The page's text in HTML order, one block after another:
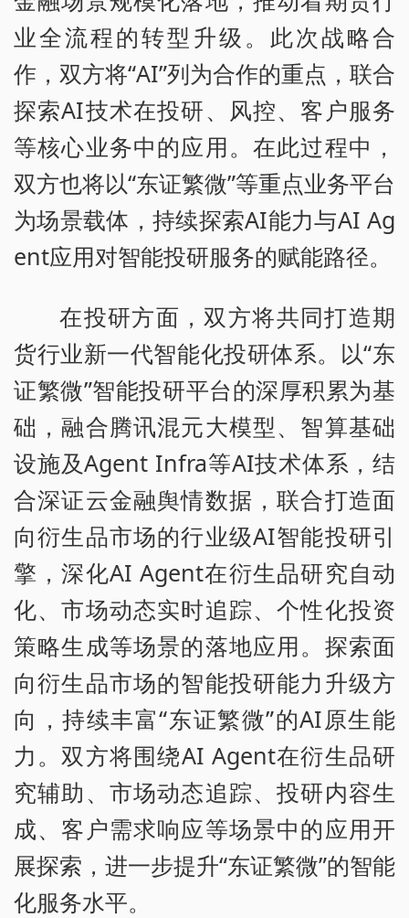
业全流程的转型升级。此次战略合
作，双方将“AI”列为合作的重点，联合
探索AI技术在投研、风控、客户服务
等核心业务中的应用。在此过程中，
双方也将以“东证繁微”等重点业务平台
为场景载体，持续探索AI能力与AI Ag
ent应用对智能投研服务的赋能路径。
在投研方面，双方将共同打造期
货行业新一代智能化投研体系。以“东
证繁微”智能投研平台的深厚积累为基
础，融合腾讯混元大模型、智算基础
设施及Agent Infra等AI技术体系，结
合深证云金融舆情数据，联合打造面
向衍生品市场的行业级AI智能投研引
擎，深化AI Agent在衍生品研究自动
化、市场动态实时追踪、个性化投资
策略生成等场景的落地应用。探索面
向衍生品市场的智能投研能力升级方
向，持续丰富“东证繁微”的AI原生能
力。双方将围绕AI Agent在衍生品研
究辅助、市场动态追踪、投研内容生
成、客户需求响应等场景中的应用开
展探索，进一步提升“东证繁微”的智能
化服务水平。